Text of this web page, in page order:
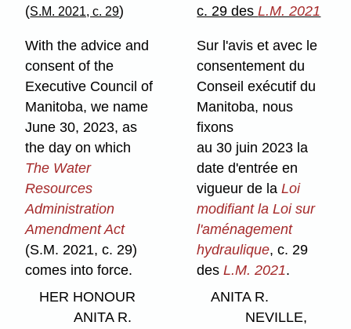
(S.M. 2021, c. 29)
c. 29 desL.M. 2021
With the advice and
consent of the
Executive Council of
Manitoba, we name
June 30, 2023, as
the day on which
The Water
Resources
Administration
Amendment Act
(S.M. 2021, c. 29)
comes into force.
Sur l'avis et avec le
consentement du
Conseil exécutif du
Manitoba, nous
fixons
au 30 juin 2023 la
date d'entrée en
vigueur de laLoi
modifiant la Loi sur
l'aménagement
hydraulique, c. 29
desL.M. 2021.
HER HONOUR
ANITA R.
ANITA R.
NEVILLE,